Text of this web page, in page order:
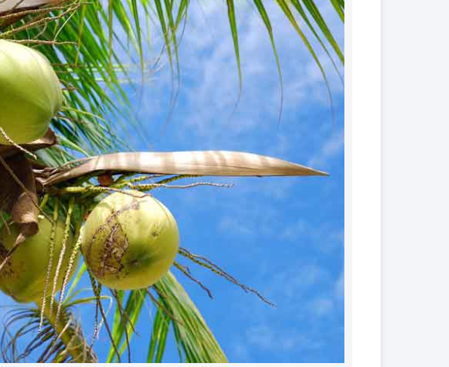
کود فروت ست
کود گیاهان آپارتمانی